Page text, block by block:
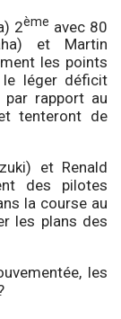
2ème avec 80
et Martin
les points
léger déficit
rapport au
tenteront de
et Renald
des pilotes
la course au
les plans des
les